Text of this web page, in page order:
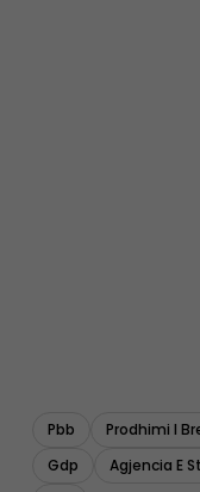
Pbb Prodhimi I
Gdp
Agjencia E